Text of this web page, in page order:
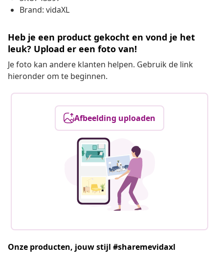
Brand: vidaXL
Heb je een product gekocht en vond je het
leuk? Upload er een foto van!
Je foto kan andere klanten helpen. Gebruik de link
hieronder om te beginnen.
Afbeelding uploaden
Onze producten, jouw stijl #sharemevidaxl